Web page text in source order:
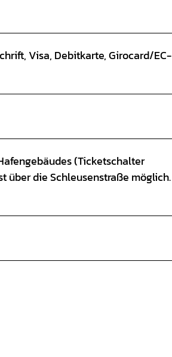
Visa, Debitkarte, Girocard/EC-
(Ticketschalter
über die Schleusenstraße möglich.